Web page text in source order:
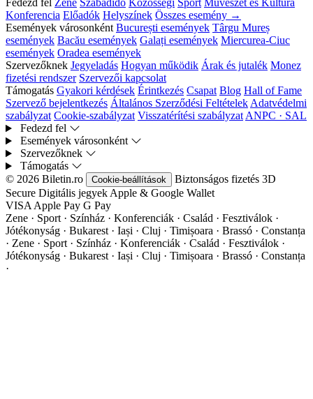
Fedezd fel Zene Szabadidő Közösségi Sport Művészet és Kultúra
Konferencia Előadók Helyszínek Összes esemény →
Események városonként București események Târgu Mureș
események Bacău események Galați események Miercurea-Ciuc
események Oradea események
Szervezőknek Jegyeladás Hogyan működik Árak és jutalék Monez
fizetési rendszer Szervezői kapcsolat
Támogatás Gyakori kérdések Érintkezés Csapat Blog Hall of Fame
Szervező bejelentkezés Általános Szerződési Feltételek Adatvédelmi
szabályzat Cookie-szabályzat Visszatérítési szabályzat ANPC · SAL
Fedezd fel
Események városonként
Szervezőknek
Támogatás
© 2026 Biletin.ro
Cookie-beállítások Biztonságos fizetés 3D
Secure Digitális jegyek Apple & Google Wallet
VISA Apple Pay G Pay
Zene · Sport · Színház · Konferenciák · Család · Fesztiválok ·
Jótékonyság · Bukarest · Iași · Cluj · Timișoara · Brassó · Constanța
· Zene · Sport · Színház · Konferenciák · Család · Fesztiválok ·
Jótékonyság · Bukarest · Iași · Cluj · Timișoara · Brassó · Constanța
·